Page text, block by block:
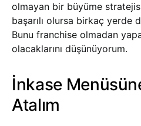
olmayan bir büyüme
başarılı olursa birkaç yerde
Bunu franchise olmadan
olacaklarını düşünüyorum.
İnkase
Atalım